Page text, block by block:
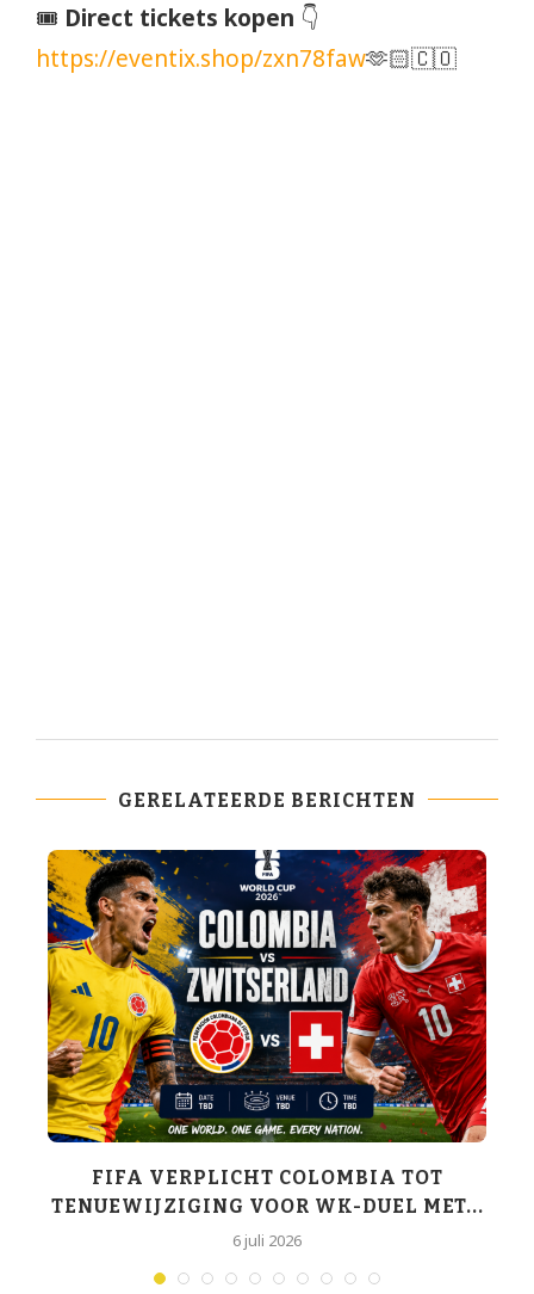
🎟️ Direct tickets kopen 👇
https://eventix.shop/zxn78faw🫶🏻🇨🇴
GERELATEERDE BERICHTEN
FIFA VERPLICHT COLOMBIA TOT
TENUEWIJZIGING VOOR WK-DUEL MET...
6 juli 2026